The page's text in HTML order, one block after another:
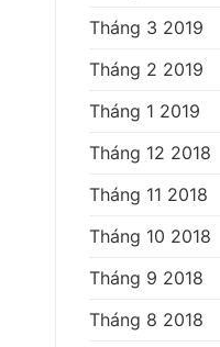
Tháng 3 2019
Tháng 2 2019
Tháng 1 2019
Tháng 12 2018
Tháng 11 2018
Tháng 10 2018
Tháng 9 2018
Tháng 8 2018